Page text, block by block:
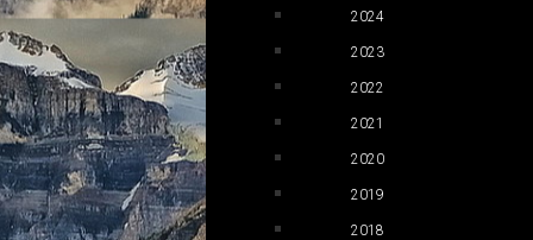
2024
2023
2022
2021
2020
2019
2018